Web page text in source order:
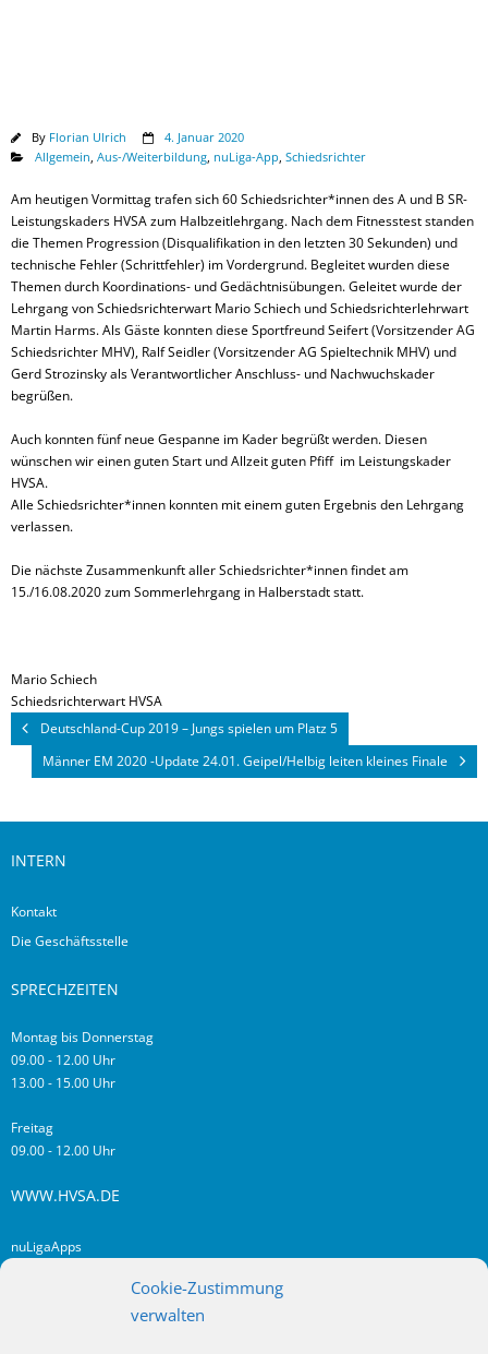
Cookie-Zustimmung
verwalten
By Florian Ulrich
4. Januar 2020
Allgemein Aus-/Weiterbildung nuLiga-App Schiedsrichter
Am heutigen Vormittag trafen sich 60 Schiedsrichter*innen des A und B SR-
Leistungskaders HVSA zum Halbzeitlehrgang. Nach dem Fitnesstest standen
die Themen Progression (Disqualifikation in den letzten 30 Sekunden) und
technische Fehler (Schrittfehler) im Vordergrund. Begleitet wurden diese
Themen durch Koordinations- und Gedächtnisübungen. Geleitet wurde der
Lehrgang von Schiedsrichterwart Mario Schiech und Schiedsrichterlehrwart
Martin Harms. Als Gäste konnten diese Sportfreund Seifert (Vorsitzender AG
Schiedsrichter MHV), Ralf Seidler (Vorsitzender AG Spieltechnik MHV) und
Gerd Strozinsky als Verantwortlicher Anschluss- und Nachwuchskader
begrüßen.
Auch konnten fünf neue Gespanne im Kader begrüßt werden. Diesen
wünschen wir einen guten Start und Allzeit guten Pfiff im Leistungskader
HVSA.
Alle Schiedsrichter*innen konnten mit einem guten Ergebnis den Lehrgang
verlassen.
Die nächste Zusammenkunft aller Schiedsrichter*innen findet am
15./16.08.2020 zum Sommerlehrgang in Halberstadt statt.
Mario Schiech
Schiedsrichterwart HVSA
Deutschland-Cup 2019 – Jungs spielen um Platz 5
Männer EM 2020 -Update 24.01. Geipel/Helbig leiten kleines Finale
INTERN
Kontakt
Die Geschäftsstelle
SPRECHZEITEN
Montag bis Donnerstag
09.00 - 12.00 Uhr
13.00 - 15.00 Uhr
Freitag
09.00 - 12.00 Uhr
WWW.HVSA.DE
nuLigaApps